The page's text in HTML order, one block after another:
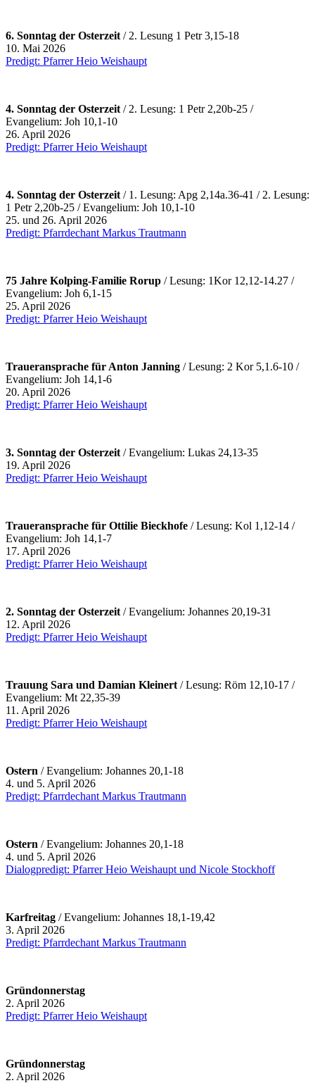
6. Sonntag der Osterzeit / 2. Lesung 1 Petr 3,15-18
10. Mai 2026
Predigt: Pfarrer Heio Weishaupt
4. Sonntag der Osterzeit / 2. Lesung: 1 Petr 2,20b-25 /
Evangelium: Joh 10,1-10
26. April 2026
Predigt: Pfarrer Heio Weishaupt
4. Sonntag der Osterzeit / 1. Lesung: Apg 2,14a.36-41 / 2. Lesung:
1 Petr 2,20b-25 / Evangelium: Joh 10,1-10
25. und 26. April 2026
Predigt: Pfarrdechant Markus Trautmann
75 Jahre Kolping-Familie Rorup / Lesung: 1Kor 12,12-14.27 /
Evangelium: Joh 6,1-15
25. April 2026
Predigt: Pfarrer Heio Weishaupt
Traueransprache für Anton Janning / Lesung: 2 Kor 5,1.6-10 /
Evangelium: Joh 14,1-6
20. April 2026
Predigt: Pfarrer Heio Weishaupt
3. Sonntag der Osterzeit / Evangelium: Lukas 24,13-35
19. April 2026
Predigt: Pfarrer Heio Weishaupt
Traueransprache für Ottilie Bieckhofe / Lesung: Kol 1,12-14 /
Evangelium: Joh 14,1-7
17. April 2026
Predigt: Pfarrer Heio Weishaupt
2. Sonntag der Osterzeit / Evangelium: Johannes 20,19-31
12. April 2026
Predigt: Pfarrer Heio Weishaupt
Trauung Sara und Damian Kleinert / Lesung: Röm 12,10-17 /
Evangelium: Mt 22,35-39
11. April 2026
Predigt: Pfarrer Heio Weishaupt
Ostern / Evangelium: Johannes 20,1-18
4. und 5. April 2026
Predigt: Pfarrdechant Markus Trautmann
Ostern / Evangelium: Johannes 20,1-18
4. und 5. April 2026
Dialogpredigt: Pfarrer Heio Weishaupt und Nicole Stockhoff
Karfreitag / Evangelium: Johannes 18,1-19,42
3. April 2026
Predigt: Pfarrdechant Markus Trautmann
Gründonnerstag
2. April 2026
Predigt: Pfarrer Heio Weishaupt
Gründonnerstag
2. April 2026